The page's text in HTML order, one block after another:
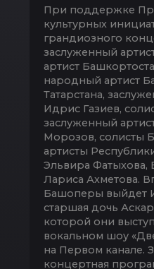
При поддержке
культурных
грандиозного
заслуженный
артист
народный артист
Татарстана,
Идрис Газиев,
заслуженный
Морозов, солисты
артисты
Эльвира
Лариса Ахметова.
Башоперы выйдет
старшая дочь
которой они
вокальном шоу
на Первом канале.
концертная